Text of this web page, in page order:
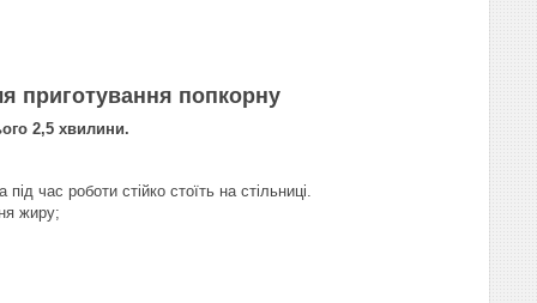
приготування попкорну
2,5 хвилини.
час роботи стійко стоїть на стільниці.
жиру;